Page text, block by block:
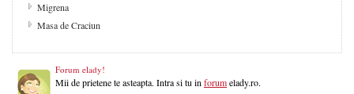
Migrena
Masa de Craciun
Forum elady!
Mii de prietene te asteapta. Intra si tu inforumelady.ro.